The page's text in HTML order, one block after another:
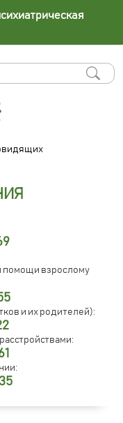
помощи взрослому
и их родителей):